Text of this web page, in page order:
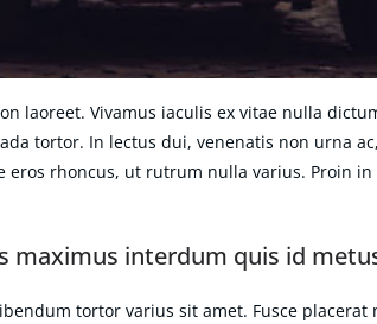
laoreet. Vivamus iaculis ex vitae nulla
tortor. In lectus dui, venenatis non urna
eros rhoncus, ut rutrum nulla varius. Proin
maximus interdum quis id
tortor varius sit amet. Fusce